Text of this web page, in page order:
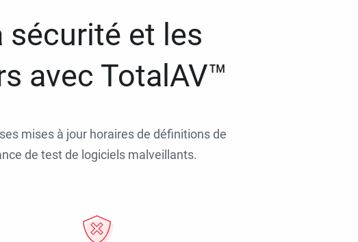
et les
avec TotalAV™
mises à jour horaires de définitions de
de test de logiciels malveillants.